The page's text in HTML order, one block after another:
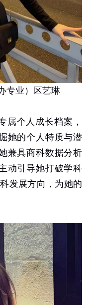
专业）区艺琳
属个人成长档案，
她的个人特质与潜
兼具商科数据分析
动引导她打破学科
发展方向，为她的